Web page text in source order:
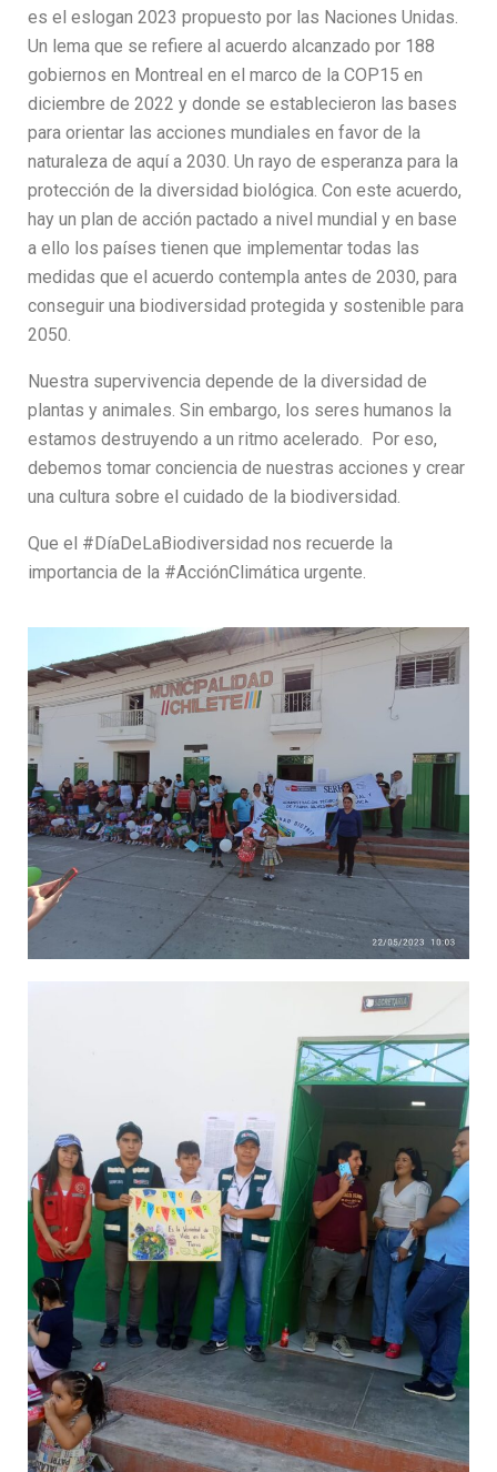
es el eslogan 2023 propuesto por las Naciones Unidas.
Un lema que se refiere al acuerdo alcanzado por 188
gobiernos en Montreal en el marco de la COP15 en
diciembre de 2022 y donde se establecieron las bases
para orientar las acciones mundiales en favor de la
naturaleza de aquí a 2030. Un rayo de esperanza para la
protección de la diversidad biológica. Con este acuerdo,
hay un plan de acción pactado a nivel mundial y en base
a ello los países tienen que implementar todas las
medidas que el acuerdo contempla antes de 2030, para
conseguir una biodiversidad protegida y sostenible para
2050.
Nuestra supervivencia depende de la diversidad de
plantas y animales. Sin embargo, los seres humanos la
estamos destruyendo a un ritmo acelerado. Por eso,
debemos tomar conciencia de nuestras acciones y crear
una cultura sobre el cuidado de la biodiversidad.
Que el #DíaDeLaBiodiversidad nos recuerde la
importancia de la #AcciónClimática urgente.